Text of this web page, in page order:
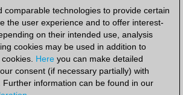
comparable technologies to provide certain
the user experience and to offer interest-
on their intended use, analysis
cookies may be used in addition to
Here you can make detailed
consent (if necessary partially) with
information can be found in our